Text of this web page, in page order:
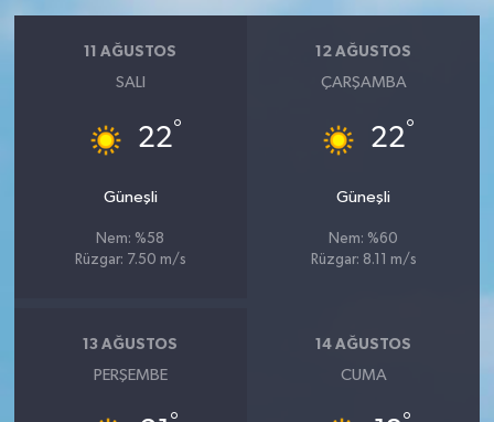
11 AĞUSTOS
SALI
22°
Güneşli
Nem: %58
Rüzgar: 7.50 m/s
12 AĞUSTOS
ÇARŞAMBA
22°
Güneşli
Nem: %60
Rüzgar: 8.11 m/s
13 AĞUSTOS
PERŞEMBE
14 AĞUSTOS
CUMA